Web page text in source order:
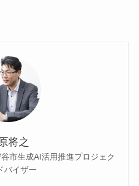
将之
市生成AI活用推進プロジェク
バイザー